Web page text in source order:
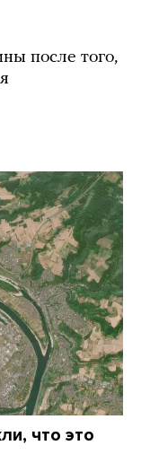
после того,
что это